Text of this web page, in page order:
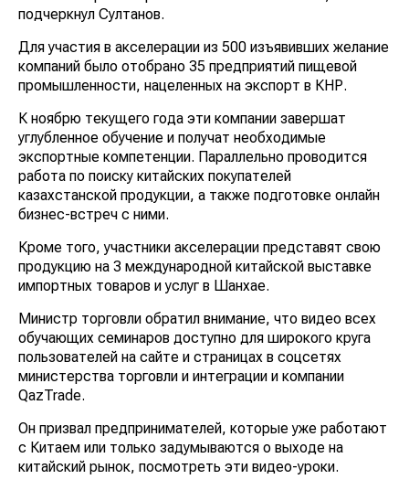
подчеркнул Султанов.
Для участия в акселерации из 500 изъявивших желание
компаний было отобрано 35 предприятий пищевой
промышленности, нацеленных на экспорт в КНР.
К ноябрю текущего года эти компании завершат
углубленное обучение и получат необходимые
экспортные компетенции. Параллельно проводится
работа по поиску китайских покупателей
казахстанской продукции, а также подготовке онлайн
бизнес-встреч с ними.
Кроме того, участники акселерации представят свою
продукцию на 3 международной китайской выставке
импортных товаров и услуг в Шанхае.
Министр торговли обратил внимание, что видео всех
обучающих семинаров доступно для широкого круга
пользователей на сайте и страницах в соцсетях
министерства торговли и интеграции и компании
QazTrade.
Он призвал предпринимателей, которые уже работают
с Китаем или только задумываются о выходе на
китайский рынок, посмотреть эти видео-уроки.